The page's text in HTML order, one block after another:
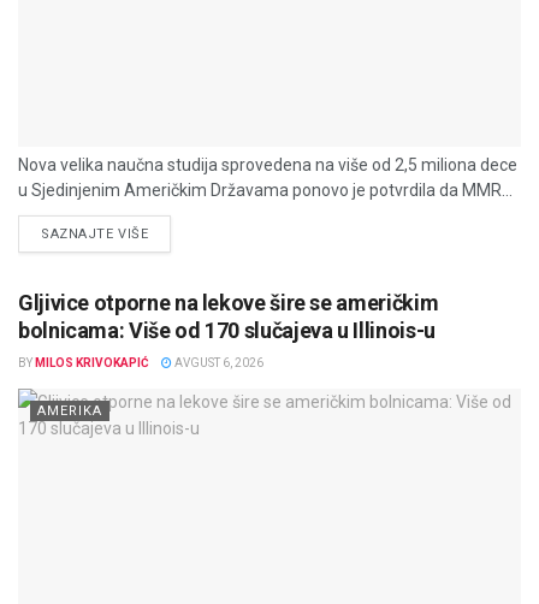
Nova velika naučna studija sprovedena na više od 2,5 miliona dece
u Sjedinjenim Američkim Državama ponovo je potvrdila da MMR...
SAZNAJTE VIŠEDETAILS
Gljivice otporne na lekove šire se američkim
bolnicama: Više od 170 slučajeva u Illinois-u
BY MILOS KRIVOKAPIĆ AVGUST 6, 2026
AMERIKA